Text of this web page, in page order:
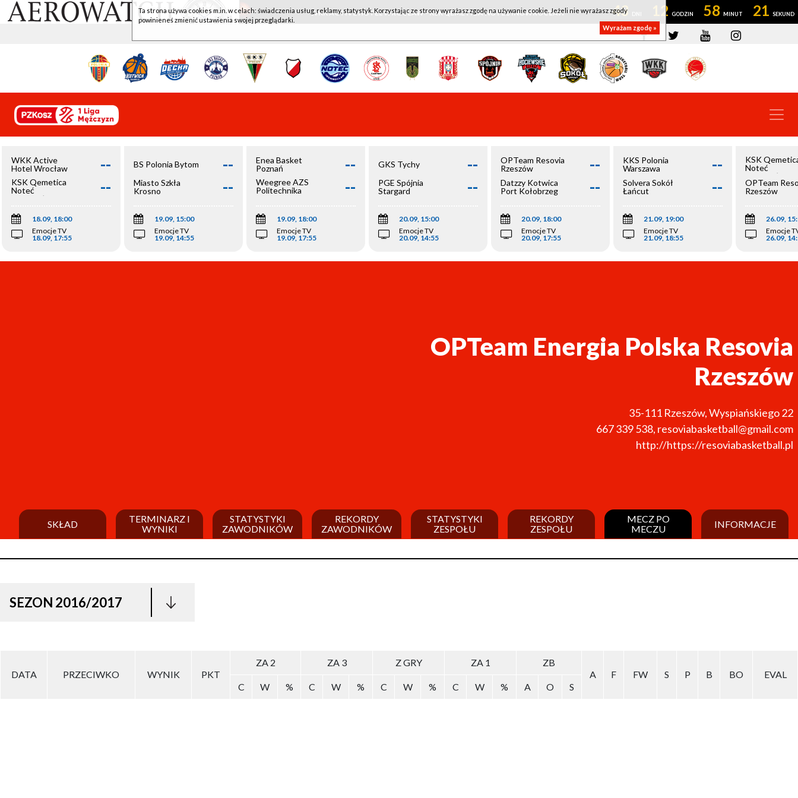
WKK ACTIVE HOTEL WROCŁAW - KSK QEMETICA NOTEĆ INOWROCŁAW 43 12 58 21
WKK Active
Hotel Wrocław
--
KSK Qemetica
Noteć
Inowrocław
--
18.09, 18:00
Emocje TV
18.09, 17:55
BS Polonia Bytom --
Miasto Szkła
Krosno
--
19.09, 15:00
Emocje TV
19.09, 14:55
Enea Basket
Poznań
--
Weegree AZS
Politechnika
--
19.09, 18:00
Emocje TV
19.09, 17:55
GKS Tychy --
PGE Spójnia
Stargard
--
20.09, 15:00
Emocje TV
20.09, 14:55
OPTeam Resovia
Rzeszów
--
Datzzy Kotwica
Port Kołobrzeg
--
20.09, 18:00
Emocje TV
20.09, 17:55
KKS Polonia
Warszawa
--
Solvera Sokół
Łańcut
--
21.09, 19:00
Emocje TV
21.09, 18:55
KSK
Noteć
Inowrocław
OPTeam
Rzeszów
26.09,
Emocje
26.09,
OPTeam Energia Polska Resovia
Rzeszów
35-111 Rzeszów,Wyspiańskiego 22
667 339 538, resoviabasketball@gmail.com
http://https://resoviabasketball.pl
SKŁAD
TERMINARZ I
WYNIKI
STATYSTYKI
ZAWODNIKÓW
REKORDY
ZAWODNIKÓW
STATYSTYKI
ZESPOŁU
REKORDY
ZESPOŁU
MECZ PO
MECZU
INFORMACJE
SEZON 2016/2017
DATA PRZECIWKO WYNIK PKT
ZA 2 ZA 3 Z GRY ZA 1
ZB
A
F FW S P B BO
EVAL
C
W % C W % C W % C W % A O S
Ta strona używa cookies m.in. w celach: świadczenia usług, reklamy, statystyk. Korzystając ze strony wyrażasz zgodę na używanie cookie. Jeżeli nie wyrażasz zgody
powinieneś zmienić ustawienia swojej przeglądarki.
Wyrażam zgodę »